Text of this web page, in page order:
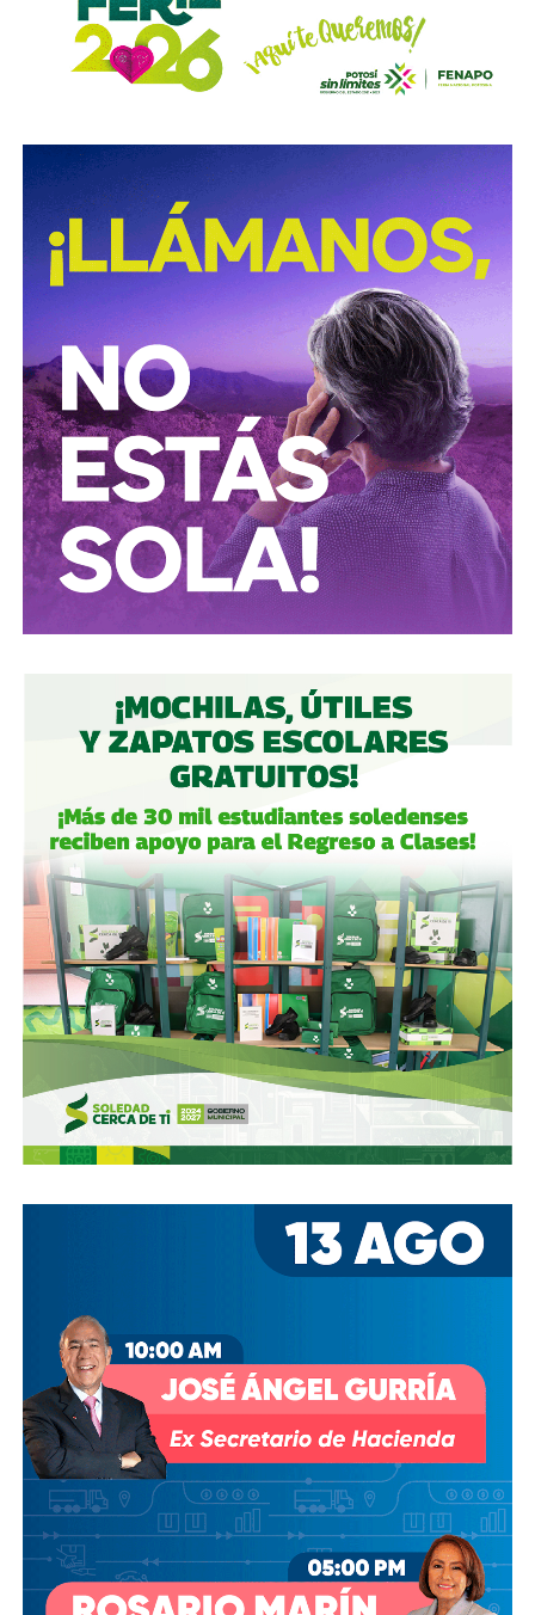
obligaciones alimentarias.
Para estas conductas se contempla una sanción de seis
meses a tres años de prisión, además de una sanción
Medida y Actualización (UMA).
La iniciativa fue turnada a la Comisión Primera de Justicia
para su análisis y dictamen correspondiente.
También lee:
Cuauhtli Badillo pide a alcaldes denunciar
movimientos ligados al huachicol